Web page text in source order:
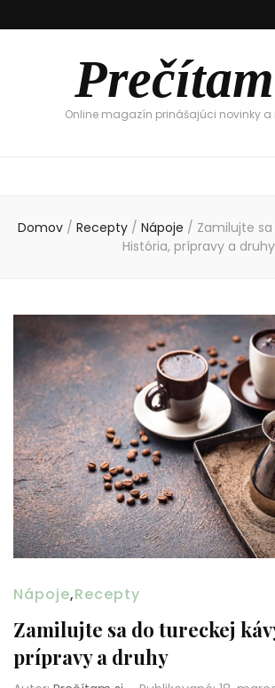
Online magazín prinášajúci novinky
Domov / Recepty / Nápoje / Zamilujte
História, prípravy a druhy
Nápoje,Recepty
Zamilujte sa do tureckej
prípravy a druhy